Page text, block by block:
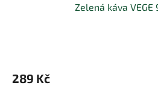
Zelená káva
289 Kč